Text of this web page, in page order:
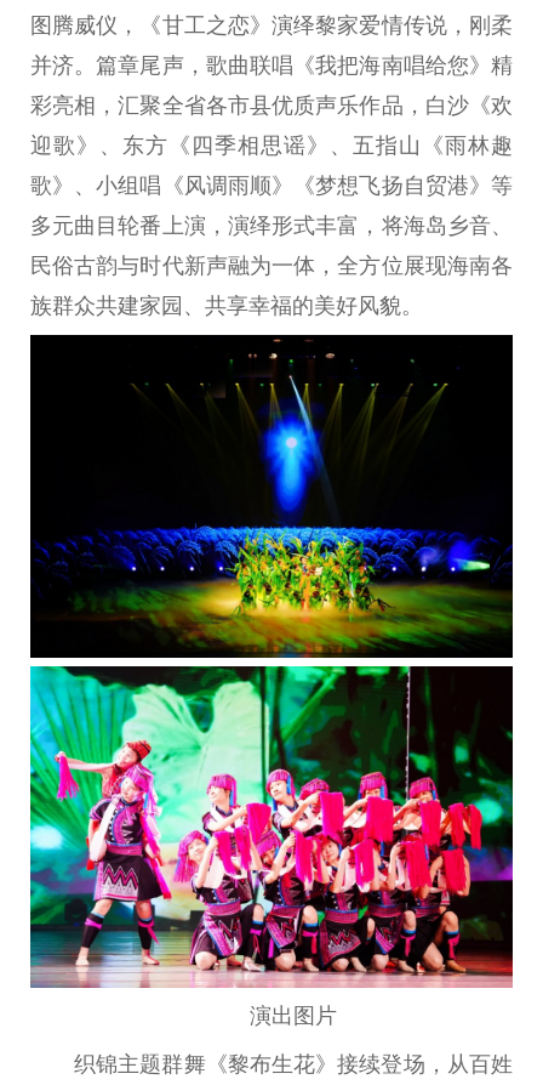
图腾威仪，《甘工之恋》演绎黎家爱情传说，刚柔
并济。篇章尾声，歌曲联唱《我把海南唱给您》精
彩亮相，汇聚全省各市县优质声乐作品，白沙《欢
迎歌》、东方《四季相思谣》、五指山《雨林趣
歌》、小组唱《风调雨顺》《梦想飞扬自贸港》等
多元曲目轮番上演，演绎形式丰富，将海岛乡音、
民俗古韵与时代新声融为一体，全方位展现海南各
族群众共建家园、共享幸福的美好风貌。
演出图片
织锦主题群舞《黎布生花》接续登场，从百姓